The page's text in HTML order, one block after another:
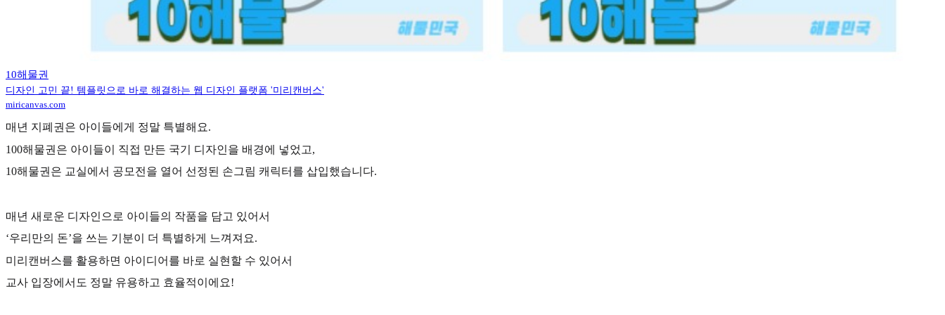
10해물권
디자인 고민 끝! 템플릿으로 바로 해결하는 웹 디자인 플랫폼 '미리캔버스'
miricanvas.com
매년 지폐권은 아이들에게 정말 특별해요.
100해물권은 아이들이 직접 만든 국기 디자인을 배경에 넣었고,
10해물권은 교실에서 공모전을 열어 선정된 손그림 캐릭터를 삽입했습니다.
매년 새로운 디자인으로 아이들의 작품을 담고 있어서
‘우리만의 돈’을 쓰는 기분이 더 특별하게 느껴져요.
미리캔버스를 활용하면 아이디어를 바로 실현할 수 있어서
교사 입장에서도 정말 유용하고 효율적이에요!